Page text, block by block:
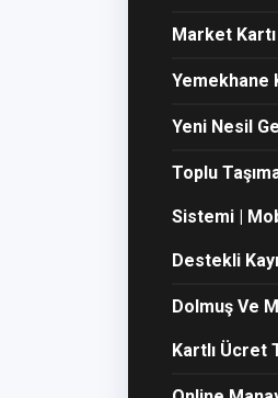
Market
Yemekhane
Yeni Nesil
Toplu
Sistemi |
Destekli
Dolmuş Ve
Kartlı Ücret